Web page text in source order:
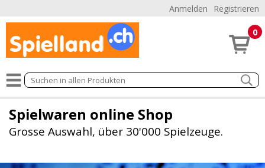
Anmelden Registrieren
0
Spielwaren online Shop
Grosse Auswahl, über 30'000 Spielzeuge.